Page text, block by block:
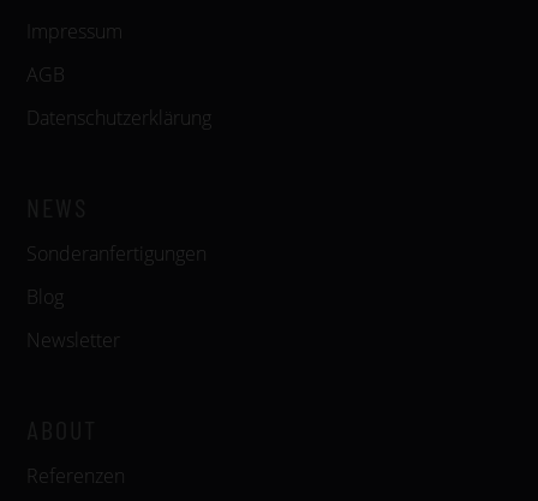
Impressum
AGB
Datenschutzerklärung
Sonderanfertigungen
Blog
Newsletter
Referenzen